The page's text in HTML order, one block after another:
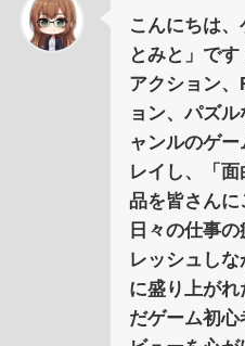
こんにちは
とみと」です
アクション
ョン、パズ
ャンルのゲ
レイし、「
品を皆さんに
日々の仕事
レッシュし
に盛り上がれ
だゲーム初